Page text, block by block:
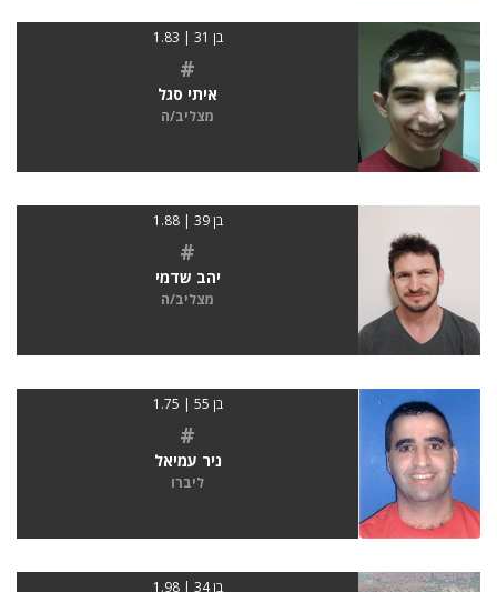
בן 31 | 1.83
#
איתי סגל
מצליב/ה
בן 39 | 1.88
#
יהב שדמי
מצליב/ה
בן 55 | 1.75
#
ניר עמיאל
ליברו
בן 34 | 1.98